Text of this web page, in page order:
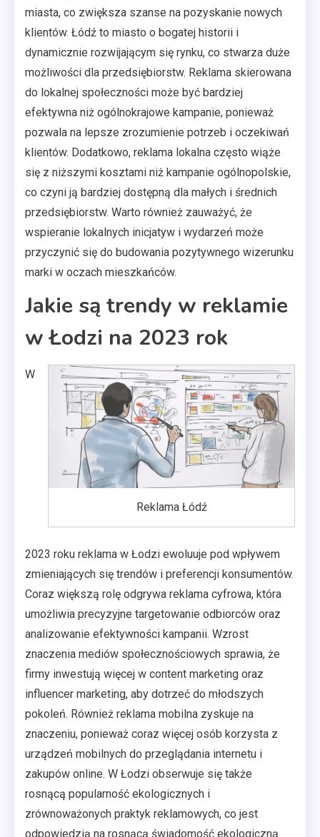
miasta, co zwiększa szanse na pozyskanie nowych
klientów. Łódź to miasto o bogatej historii i
dynamicznie rozwijającym się rynku, co stwarza duże
możliwości dla przedsiębiorstw. Reklama skierowana
do lokalnej społeczności może być bardziej
efektywna niż ogólnokrajowe kampanie, ponieważ
pozwala na lepsze zrozumienie potrzeb i oczekiwań
klientów. Dodatkowo, reklama lokalna często wiąże
się z niższymi kosztami niż kampanie ogólnopolskie,
co czyni ją bardziej dostępną dla małych i średnich
przedsiębiorstw. Warto również zauważyć, że
wspieranie lokalnych inicjatyw i wydarzeń może
przyczynić się do budowania pozytywnego wizerunku
marki w oczach mieszkańców.
Jakie są trendy w reklamie
w Łodzi na 2023 rok
Reklama Łódź
W
2023 roku reklama w Łodzi ewoluuje pod wpływem
zmieniających się trendów i preferencji konsumentów.
Coraz większą rolę odgrywa reklama cyfrowa, która
umożliwia precyzyjne targetowanie odbiorców oraz
analizowanie efektywności kampanii. Wzrost
znaczenia mediów społecznościowych sprawia, że
firmy inwestują więcej w content marketing oraz
influencer marketing, aby dotrzeć do młodszych
pokoleń. Również reklama mobilna zyskuje na
znaczeniu, ponieważ coraz więcej osób korzysta z
urządzeń mobilnych do przeglądania internetu i
zakupów online. W Łodzi obserwuje się także
rosnącą popularność ekologicznych i
zrównoważonych praktyk reklamowych, co jest
odpowiedzią na rosnącą świadomość ekologiczną